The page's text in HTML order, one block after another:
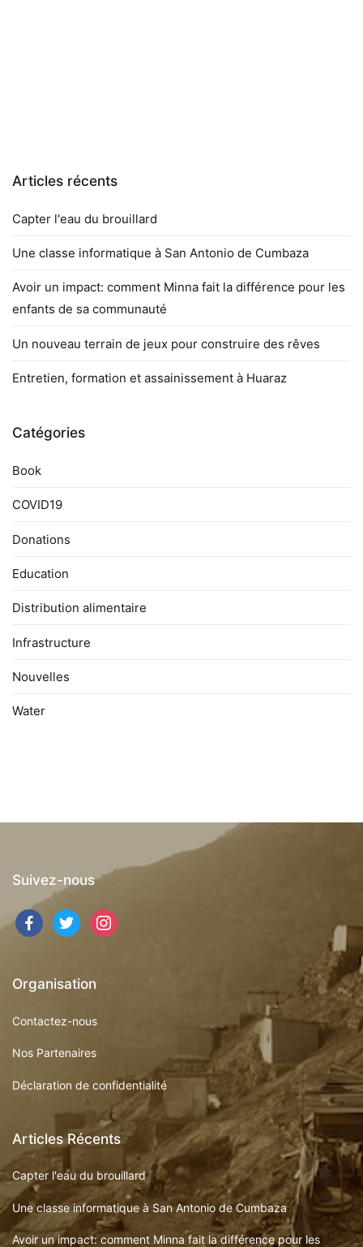
Articles récents
Capter l'eau du brouillard
Une classe informatique à San Antonio de Cumbaza
Avoir un impact: comment Minna fait la différence pour les
enfants de sa communauté
Un nouveau terrain de jeux pour construire des rêves
Entretien, formation et assainissement à Huaraz
Catégories
Book
COVID19
Donations
Education
Distribution alimentaire
Infrastructure
Nouvelles
Water
Suivez-nous
facebooktwitter instagram
Organisation
Contactez-nous
Nos Partenaires
Déclaration de confidentialité
Articles Récents
Capter l'eau du brouillard
Une classe informatique à San Antonio de Cumbaza
Avoir un impact: comment Minna fait la différence pour les